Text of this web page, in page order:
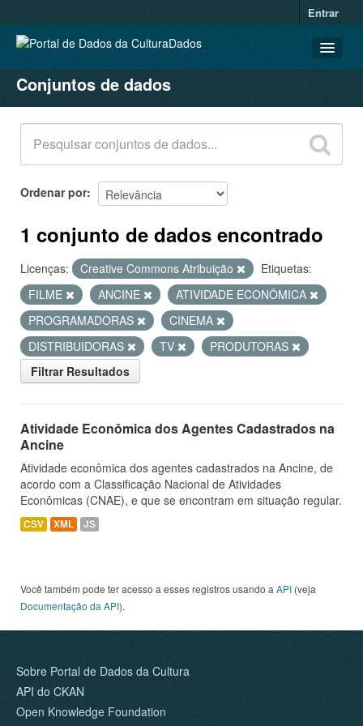
Entrar
CONJUNTOS DE DADOS
ORGANIZAÇÕES
GRUPOS
SOBRE
Conjuntos de dados
Ordenar por
1 conjunto de dados encontrado
Licenças: Creative Commons Atribuição
Etiquetas:
FILME
ANCINE
ATIVIDADE ECONÔMICA
PROGRAMADORAS
CINEMA
DISTRIBUIDORAS
TV
PRODUTORAS
Filtrar Resultados
Atividade Econômica dos Agentes Cadastrados na
Ancine
Atividade econômica dos agentes cadastrados na Ancine, de
acordo com a Classificação Nacional de Atividades
Econômicas (CNAE), e que se encontram em situação regular.
CSV XML JS
Você também pode ter acesso a esses registros usando a API (veja
Documentação da API).
Sobre Portal de Dados da Cultura
API do CKAN
Open Knowledge Foundation